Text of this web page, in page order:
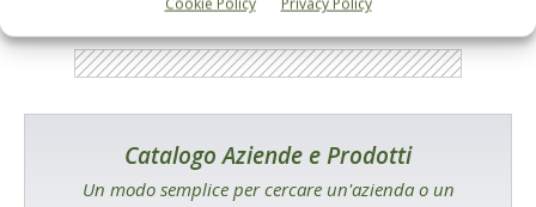
Catalogo Aziende e Prodotti
Un modo semplice per cercare un'azienda o un